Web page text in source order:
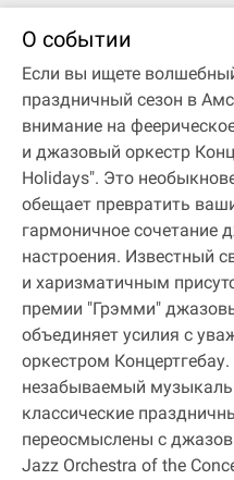
О событии
Если вы ищете
праздничный сезон в
внимание на
и джазовый оркестр
Holidays". Это
обещает превратить
гармоничное сочетание
настроения. Известный
и харизматичным
премии "Грэмми"
объединяет усилия с
оркестром
незабываемый
классические
переосмыслены с
Jazz Orchestra of the